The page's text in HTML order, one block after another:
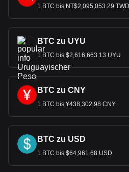
1 BTC bis NT$2,095,053.29 TWD
BTC zu UYU
1 BTC bis $2,616,663.13 UYU
BTC zu CNY
1 BTC bis ¥438,302.98 CNY
BTC zu USD
1 BTC bis $64,961.68 USD